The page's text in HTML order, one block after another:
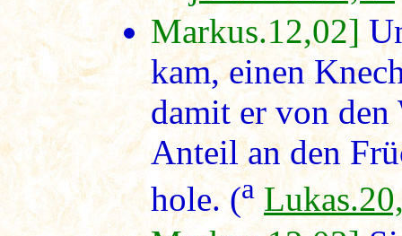
Markus.12,02]
kam, einen
damit er von den
Anteil an den
hole. (a